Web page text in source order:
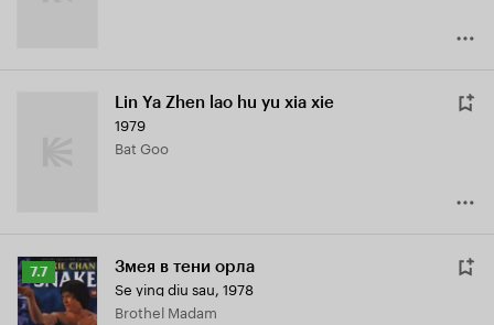
Lin Ya Zhen lao hu yu xia xie
1979
Bat Goo
Рейтинг
Кинопоиска
7.7
7.7 Змея в тени орла
Se ying diu sau, 1978
Brothel Madam